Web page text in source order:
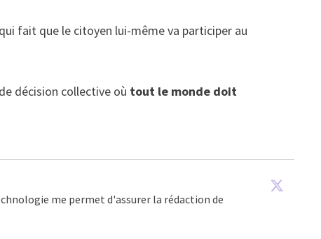
fait que le citoyen lui-même va participer au
décision collective où tout le monde doit
me permet d'assurer la rédaction de